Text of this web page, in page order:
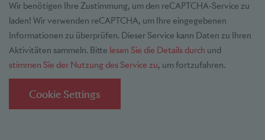
Wir benötigen Ihre Zustimmung, um den reCAPTCHA-Service zu
laden! Wir verwenden reCAPTCHA, um Ihre eingegebenen
Informationen zu überprüfen. Dieser Service kann Daten zu Ihren
Aktivitäten sammeln. Bitte lesen Sie die Details durch und
stimmen Sie der Nutzung des Service zu, um fortzufahren.
Cookie Settings